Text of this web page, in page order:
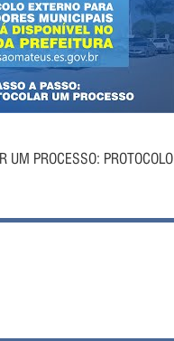
UM PROCESSO: PROTOCOLO